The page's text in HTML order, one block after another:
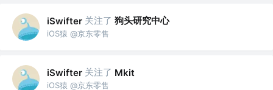
iSwifter 关注了 狗头研究中心
iOS猿 @京东零售
iSwifter 关注了 Mkit
iOS猿 @京东零售